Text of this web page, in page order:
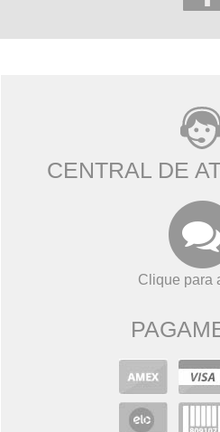
CENTRAL DE
Clique para